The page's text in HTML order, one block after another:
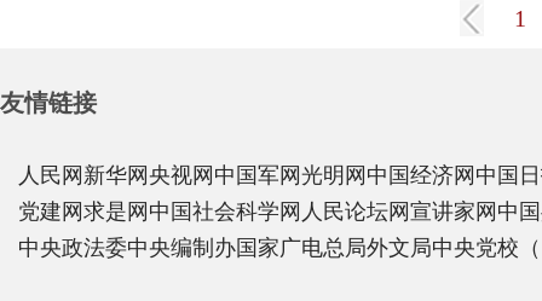
1
友情链接
人民网 新华网 央视网 中国军网 光明网 中国经济网 中国
党建网 求是网 中国社会科学网 人民论坛网 宣讲家网 中
中央政法委中央编制办国家广电总局外文局中央党校